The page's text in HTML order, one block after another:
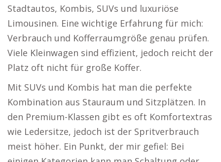
Stadtautos, Kombis, SUVs und luxuriöse
Limousinen. Eine wichtige Erfahrung für mich:
Verbrauch und Kofferraumgröße genau prüfen.
Viele Kleinwagen sind effizient, jedoch reicht der
Platz oft nicht für große Koffer.
Mit SUVs und Kombis hat man die perfekte
Kombination aus Stauraum und Sitzplätzen. In
den Premium-Klassen gibt es oft Komfortextras
wie Ledersitze, jedoch ist der Spritverbrauch
meist höher. Ein Punkt, der mir gefiel: Bei